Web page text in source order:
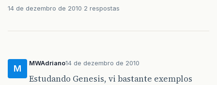
14 de dezembro de 2010 2 respostas
M
MWAdriano14 de dezembro de 2010
Estudando Genesis, vi bastante exemplos